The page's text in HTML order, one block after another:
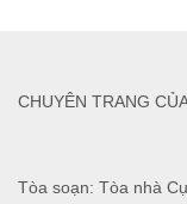
Tòa soạn: Tòa nhà
CHUYÊN TRANG